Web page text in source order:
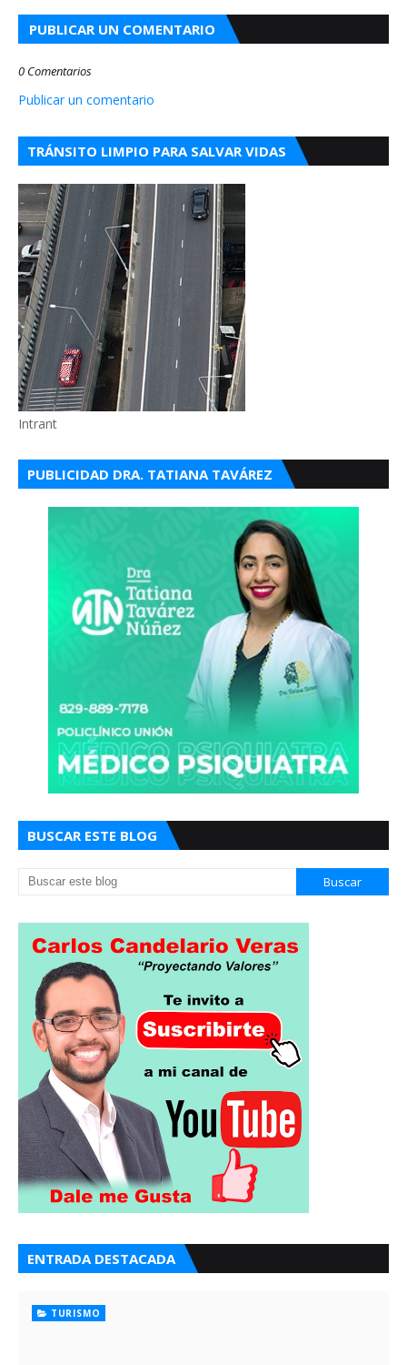
PUBLICAR UN COMENTARIO
0 Comentarios
Publicar un comentario
TRÁNSITO LIMPIO PARA SALVAR VIDAS
Intrant
PUBLICIDAD DRA. TATIANA TAVÁREZ
BUSCAR ESTE BLOG
ENTRADA DESTACADA
TURISMO